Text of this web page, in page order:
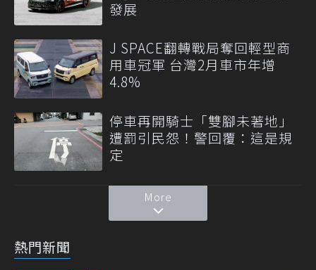
發展
J SPACE翻轉戰局奪回輕型商
用車冠軍 台灣2月車市年增
4.8%
停車再開騎士「雙腳未著地」
遭罰引民怨！警回覆：這是規
定
More
熱門新聞